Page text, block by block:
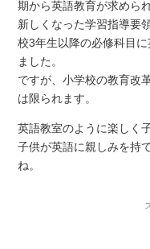
期から英語教育が求めら
新しくなった学習指導要
校3年生以降の必修科目
ました。
ですが、小学校の教育改
は限られます。
英語教室のように楽しく
子供が英語に親しみを持
ね。